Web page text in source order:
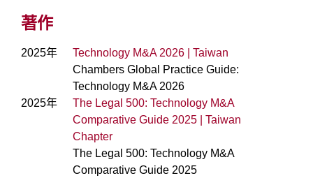
著作
2025年
Technology M&A 2026 | Taiwan
Chambers Global Practice Guide:
Technology M&A 2026
2025年
The Legal 500: Technology M&A
Comparative Guide 2025 | Taiwan
Chapter
The Legal 500: Technology M&A
Comparative Guide 2025